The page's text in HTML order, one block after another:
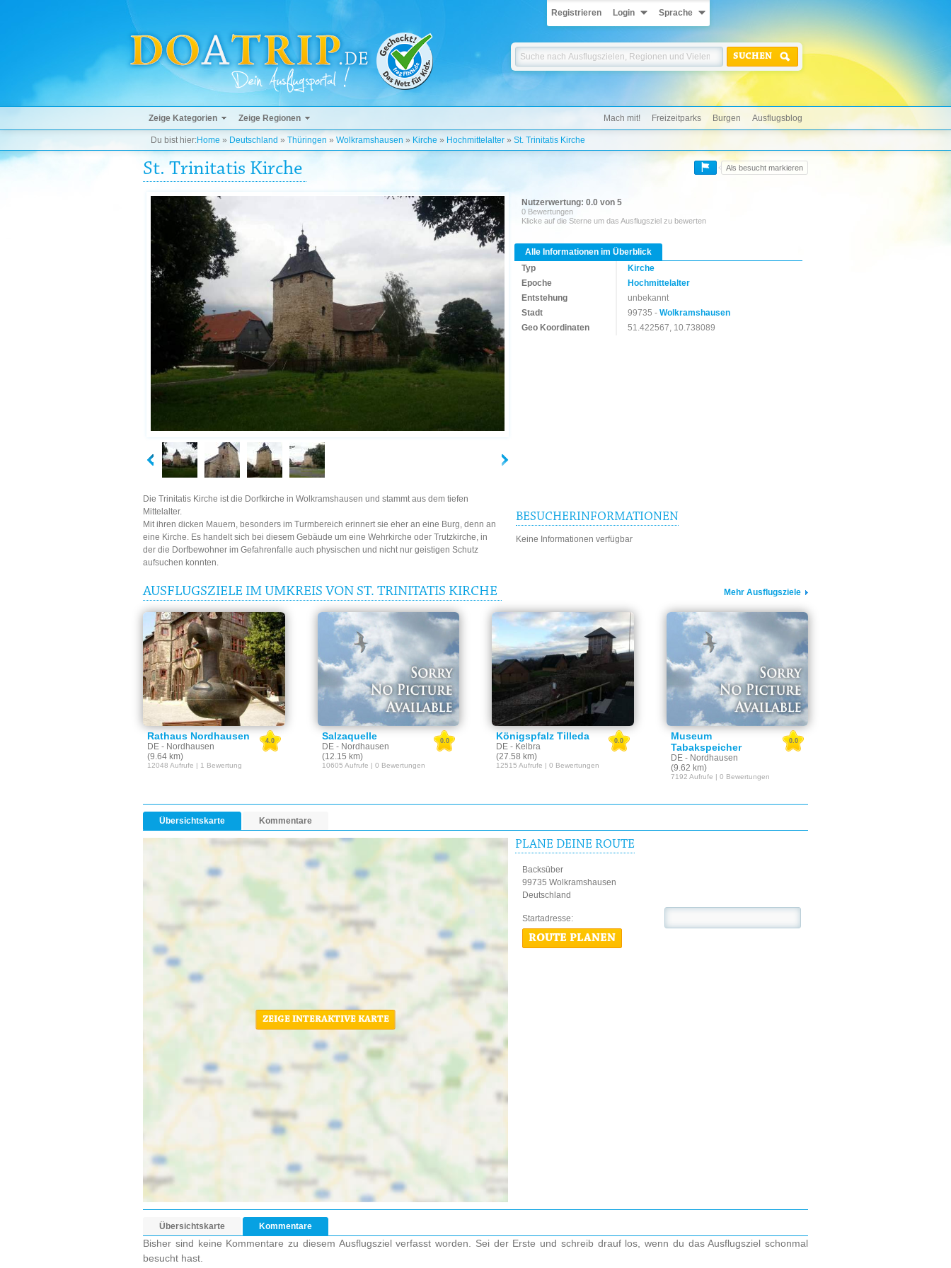
Registrieren Login Sprache
SUCHEN
Zeige Kategorien Zeige Regionen Mach mit! Freizeitparks Burgen Ausflugsblog
Du bist hier:Home » Deutschland » Thüringen » Wolkramshausen » Kirche » Hochmittelalter » St. Trinitatis Kirche
Als besucht markieren
St. Trinitatis Kirche
Nutzerwertung: 0.0 von 5
0 Bewertungen
Klicke auf die Sterne um das Ausflugsziel zu bewerten
Alle Informationen im Überblick
Typ
Kirche
Epoche
Hochmittelalter
Entstehung
unbekannt
Stadt
99735 -Wolkramshausen
Geo Koordinaten
51.422567, 10.738089
Die Trinitatis Kirche ist die Dorfkirche in Wolkramshausen und stammt aus dem tiefen
Mittelalter.
Mit ihren dicken Mauern, besonders im Turmbereich erinnert sie eher an eine Burg, denn an
eine Kirche. Es handelt sich bei diesem Gebäude um eine Wehrkirche oder Trutzkirche, in
der die Dorfbewohner im Gefahrenfalle auch physischen und nicht nur geistigen Schutz
aufsuchen konnten.
BESUCHERINFORMATIONEN
Keine Informationen verfügbar
AUSFLUGSZIELE IM UMKREIS VON ST. TRINITATIS KIRCHE Mehr Ausflugsziele
Rathaus Nordhausen
DE - Nordhausen
(9.64 km)
4.0
12048 Aufrufe | 1 Bewertung
Salzaquelle
DE - Nordhausen
(12.15 km)
0.0
10605 Aufrufe | 0 Bewertungen
Königspfalz Tilleda
DE - Kelbra
(27.58 km)
0.0
12515 Aufrufe | 0 Bewertungen
Museum
Tabakspeicher
DE - Nordhausen
(9.62 km)
0.0
7192 Aufrufe | 0 Bewertungen
Übersichtskarte Kommentare
ZEIGE INTERAKTIVE KARTE
PLANE DEINE ROUTE
Backsüber
99735 Wolkramshausen
Deutschland
Startadresse:
ROUTE PLANEN
Übersichtskarte Kommentare
Bisher sind keine Kommentare zu diesem Ausflugsziel verfasst worden. Sei der Erste und schreib drauf los, wenn du das Ausflugsziel schonmal
besucht hast.